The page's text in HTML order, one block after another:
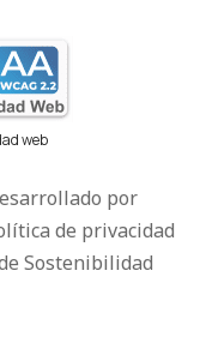
web
por
de privacidad
Sostenibilidad